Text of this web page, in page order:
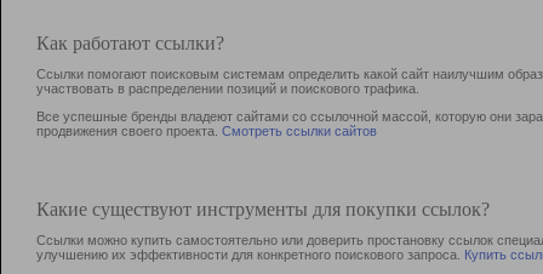
Как работают ссылки?
Ссылки помогают поисковым системам определить какой сайт наилучшим
участвовать в раcпределении позиций и поискового трафика.
Все успешные бренды владеют сайтами со ссылочной массой, которую они
продвижения своего проекта. Смотреть ссылки сайтов
Какие существуют инструменты для покупки ссылок?
Ссылки можно купить самостоятельно или доверить простановку ссылок
улучшению их эффективности для конкретного поискового запроса. Купить